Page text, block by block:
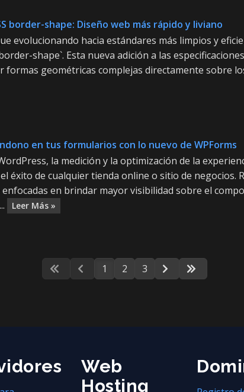
border-shape: Diseño web más rápido y liviano
evolucionando hacia estándares más limpios y
shape`. Esta nueva adición a las
formas geométricas complejas directamente sobre
en tus formularios con lo nuevo de WPForms
la medición y la optimización de la
éxito de cualquier tienda online o sitio de negocios.
enfocadas en brindar mayor visibilidad sobre el
Leer Más »
1 2 3
Web
Hosting